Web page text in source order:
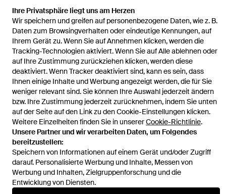
Ihre Privatsphäre liegt uns am Herzen
Wir speichern und greifen auf personenbezogene Daten, wie z. B.
Daten zum Browsingverhalten oder eindeutige Kennungen, auf
Ihrem Gerät zu. Wenn Sie auf Annehmen klicken, werden die
Tracking-Technologien aktiviert. Wenn Sie auf Alle ablehnen oder
auf Ihre Zustimmung zurückziehen klicken, werden diese
deaktiviert. Wenn Tracker deaktiviert sind, kann es sein, dass
Ihnen einige Inhalte und Werbung angezeigt werden, die für Sie
weniger relevant sind. Sie können Ihre Auswahl jederzeit ändern
bzw. Ihre Zustimmung jederzeit zurücknehmen, indem Sie unten
auf der Seite auf den Link zu den Cookie-Einstellungen klicken.
Weitere Einzelheiten finden Sie in unsererCookie-Richtlinie.
Unsere Partner und wir verarbeiten Daten, um Folgendes
bereitzustellen:
Speichern von Informationen auf einem Gerät und/oder Zugriff
darauf. Personalisierte Werbung und Inhalte, Messen von
Werbung und Inhalten, Zielgruppenforschung und die
Entwicklung von Diensten.
Startseite Herren Kurze Hosen und Shorts
Stretch
Hilfe und Informationen